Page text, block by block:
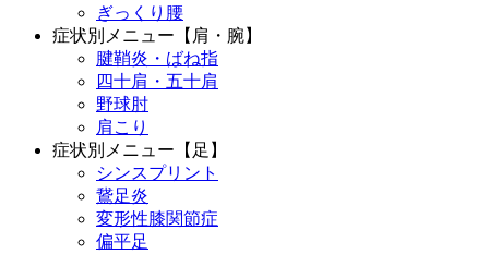
ぎっくり腰
症状別メニュー【肩・腕】
腱鞘炎・ばね指
四十肩・五十肩
野球肘
肩こり
症状別メニュー【足】
シンスプリント
鵞足炎
変形性膝関節症
偏平足